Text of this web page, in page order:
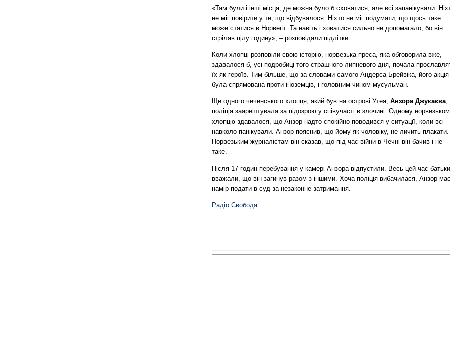
«Там були і інші місця, де можна було б сховатися, але всі запанікували.
не міг повірити у те, що відбувалося. Ніхто не міг подумати, що щось таке
може статися в Норвегії. Та навіть і ховатися сильно не допомагало, бо він
стріляв цілу годину», – розповідали підлітки.
Коли хлопці розповіли свою історію, норвезька преса, яка обговорила вже,
здавалося б, усі подробиці того страшного липневого дня, почала
їх як героїв. Тим більше, що за словами самого Андерса Брейвіка, його акція
була спрямована проти іноземців, і головним чином мусульман.
Ще одного чеченського хлопця, який був на острові Утея, Анзора Джукаєва,
поліція заарештувала за підозрою у співучасті в злочині. Одному
хлопцю здавалося, що Анзор надто спокійно поводився у ситуації, коли всі
навколо панікували. Анзор пояснив, що йому як чоловіку, не личить плакати.
Норвезьким журналістам він сказав, що під час війни в Чечні він бачив і не
таке.
Після 17 годин перебування у камері Анзора відпустили. Весь цей час батьки
вважали, що він загинув разом з іншими. Хоча поліція вибачилася, Анзор
намір подати в суд за незаконне затримання.
Радіо Свобода